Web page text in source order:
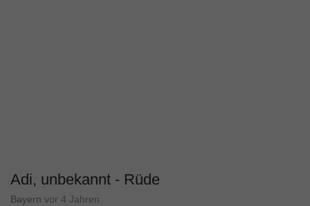
Adi, unbekannt - Rüde
Bayern vor 4 Jahren